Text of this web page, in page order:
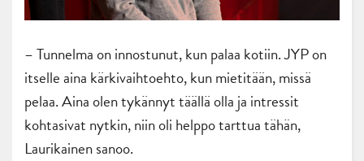
– Tunnelma on innostunut, kun palaa kotiin. JYP on
itselle aina kärkivaihtoehto, kun mietitään, missä
pelaa. Aina olen tykännyt täällä olla ja intressit
kohtasivat nytkin, niin oli helppo tarttua tähän,
Laurikainen sanoo.